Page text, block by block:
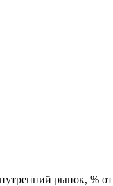
рынок, %